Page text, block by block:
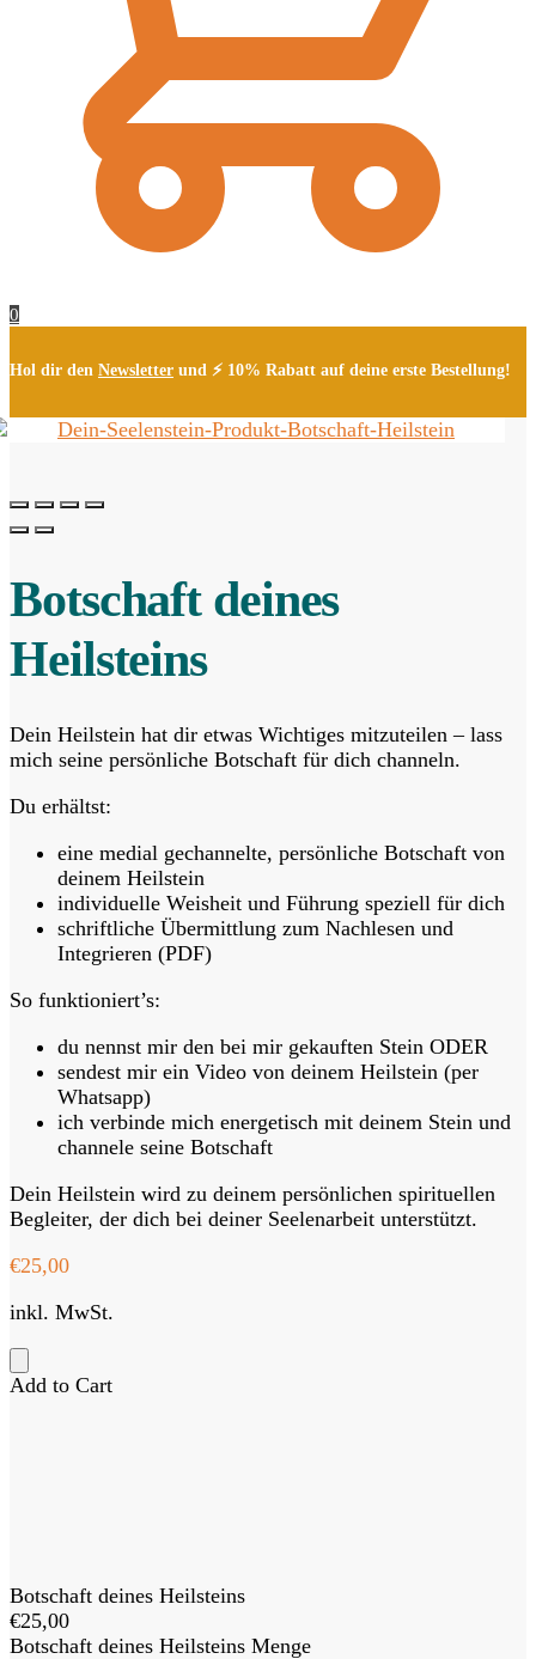
0
Hol dir den Newsletter und ⚡ 10% Rabatt auf deine erste Bestellung!
Botschaft deines
Heilsteins
Dein Heilstein hat dir etwas Wichtiges mitzuteilen – lass
mich seine persönliche Botschaft für dich channeln.
Du erhältst:
eine medial gechannelte, persönliche Botschaft von
deinem Heilstein
individuelle Weisheit und Führung speziell für dich
schriftliche Übermittlung zum Nachlesen und
Integrieren (PDF)
So funktioniert’s:
du nennst mir den bei mir gekauften Stein ODER
sendest mir ein Video von deinem Heilstein (per
Whatsapp)
ich verbinde mich energetisch mit deinem Stein und
channele seine Botschaft
Dein Heilstein wird zu deinem persönlichen spirituellen
Begleiter, der dich bei deiner Seelenarbeit unterstützt.
€25,00
inkl. MwSt.
Add to Cart
Botschaft deines Heilsteins
€25,00
Botschaft deines Heilsteins Menge